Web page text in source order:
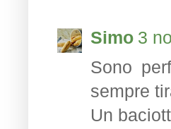
Simo 3
Sono
sempre
Un